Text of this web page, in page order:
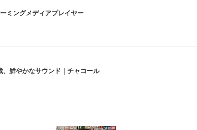
ミングメディアプレイヤー
鮮やかなサウンド｜チャコール